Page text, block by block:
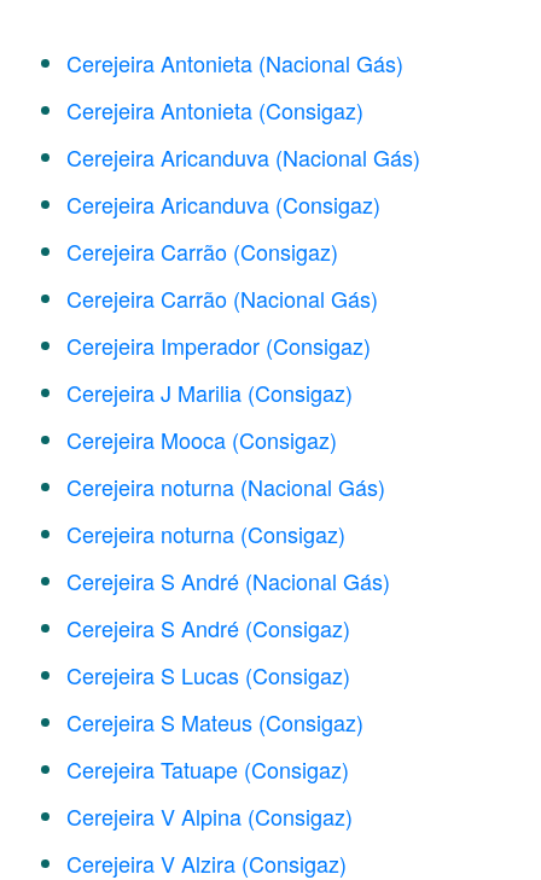
Cerejeira Antonieta (Nacional Gás)
Cerejeira Antonieta (Consigaz)
Cerejeira Aricanduva (Nacional Gás)
Cerejeira Aricanduva (Consigaz)
Cerejeira Carrão (Consigaz)
Cerejeira Carrão (Nacional Gás)
Cerejeira Imperador (Consigaz)
Cerejeira J Marilia (Consigaz)
Cerejeira Mooca (Consigaz)
Cerejeira noturna (Nacional Gás)
Cerejeira noturna (Consigaz)
Cerejeira S André (Nacional Gás)
Cerejeira S André (Consigaz)
Cerejeira S Lucas (Consigaz)
Cerejeira S Mateus (Consigaz)
Cerejeira Tatuape (Consigaz)
Cerejeira V Alpina (Consigaz)
Cerejeira V Alzira (Consigaz)